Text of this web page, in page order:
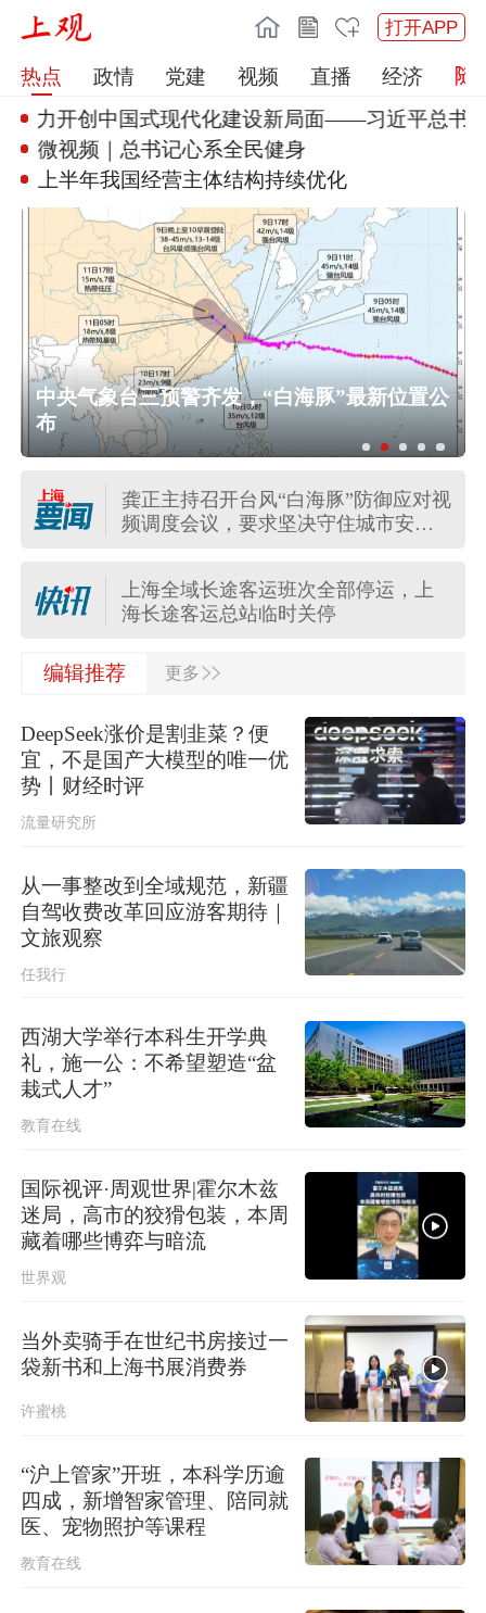
打开APP
热点 政情 党建 视频 直播
经济
力开创中国式现代化建设新局面——习近平总书记今
微视频｜总书记心系全民健身
上半年我国经营主体结构持续优化
中央气象台三预警齐发，“白海豚”最新位置公
布
龚正主持召开台风“白海豚”防御应对视
频调度会议，要求坚决守住城市安全
上海更新中心城区暴雨黄色预警信号
为暴雨橙色预警信号
上海全域长途客运班次全部停运，上
海长途客运总站临时关停
受台风“白海豚”影响，上海地铁5号
13年来上海再发暴雨红警！“白海豚”距
上海不足350公里，今明局部大暴雨
中央气象台升级发布台风红色预警
上海更新中心城区暴雨黄色预警信号
上海全域长途客运班次全部停运，上
海长途客运总站临时关停
编辑推荐 更多 >>
DeepSeek涨价是割韭菜？便
宜，不是国产大模型的唯一优
势丨财经时评
流量研究所
从一事整改到全域规范，新疆
自驾收费改革回应游客期待｜
文旅观察
任我行
西湖大学举行本科生开学典
礼，施一公：不希望塑造“盆
栽式人才”
教育在线
国际视评·周观世界|霍尔木兹
迷局，高市的狡猾包装，本周
藏着哪些博弈与暗流
世界观
当外卖骑手在世纪书房接过一
袋新书和上海书展消费券
许蜜桃
“沪上管家”开班，本科学历逾
四成，新增智家管理、陪同就
医、宠物照护等课程
教育在线